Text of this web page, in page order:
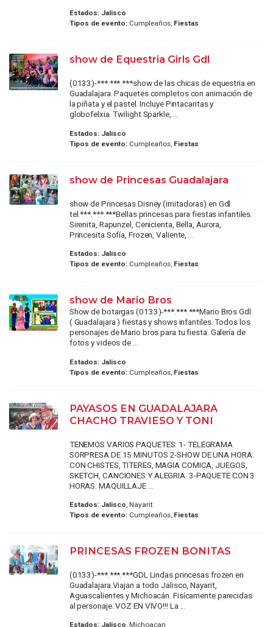
Estados: Jalisco
Tipos de evento:Cumpleaños, Fiestas
show de Equestria Girls Gdl
(0133)-***.***.***show de las chicas de equestria en
Guadalajara. Paquetes completos con animación de
la piñata y el pastel. Incluye Pintacaritas y
globofelxia. Twilight Sparkle, ...
Estados: Jalisco
Tipos de evento:Cumpleaños, Fiestas
show de Princesas Guadalajara
show de Princesas Disney (imitadoras) en Gdl
tel.***.***.***Bellas princesas para fiestas infantiles.
Sirenita, Rapunzel, Cenicienta, Bella, Aurora,
Princesita Sofía, Frozen, Valiente, ...
Estados: Jalisco
Tipos de evento:Cumpleaños, Fiestas
show de Mario Bros
Show de botargas (0133)-***.***.***Mario Bros Gdl
( Guadalajara ) fiestas y shows infantiles. Todos los
personajes de Mario bros para tu fiesta. Galería de
fotos y videos de ...
Estados: Jalisco
Tipos de evento:Cumpleaños, Fiestas
PAYASOS EN GUADALAJARA
CHACHO TRAVIESO Y TONI
TENEMOS VARIOS PAQUETES: 1- TELEGRAMA
SORPRESA DE 15 MINUTOS 2-SHOW DE UNA HORA:
CON CHISTES, TITERES, MAGIA COMICA, JUEGOS,
SKETCH, CANCIONES Y ALEGRIA. 3-PAQUETE CON 3
HORAS: MAQUILLAJE ...
Estados: Jalisco, Nayarit
Tipos de evento:Cumpleaños, Fiestas
PRINCESAS FROZEN BONITAS
(0133)-***.***.***GDL Lindas princesas frozen en
Guadalajara.Viajan a todo Jalisco, Nayarit,
Aguascalientes y Michoacán. Fisícamente parecidas
al personaje. VOZ EN VIVO!!! La ...
Estados: Jalisco, Michoacan